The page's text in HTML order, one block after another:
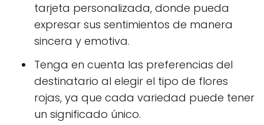
tarjeta personalizada, donde pueda
expresar sus sentimientos de manera
sincera y emotiva.
Tenga en cuenta las preferencias del
destinatario al elegir el tipo de flores
rojas, ya que cada variedad puede tener
un significado único.